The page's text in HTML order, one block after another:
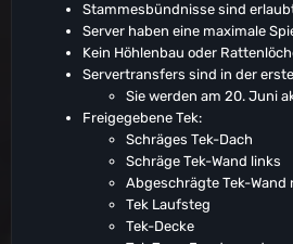
Stammesbündnisse sind
Server haben eine maximale
Kein Höhlenbau oder
Servertransfers sind in der
Sie werden am 20. Juni
Freigegebene Tek:
Schräges Tek-Dach
Schräge Tek-Wand links
Abgeschrägte Tek-Wand
Tek Laufsteg
Tek-Decke